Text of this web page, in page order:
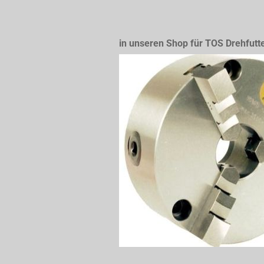
in unseren Shop für TOS